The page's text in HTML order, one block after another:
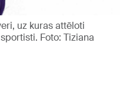
uz kuras attēloti
Foto: Tiziana